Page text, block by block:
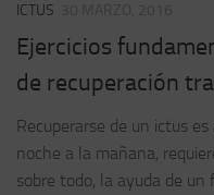
ICTUS
Ejercicios
de recuperación
Recuperarse de un ictus
noche a la mañana,
sobre todo, la ayuda de un